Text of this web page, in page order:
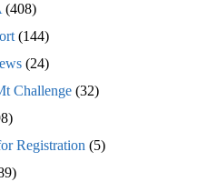
(408)
(144)
(24)
Challenge(32)
Registration(5)